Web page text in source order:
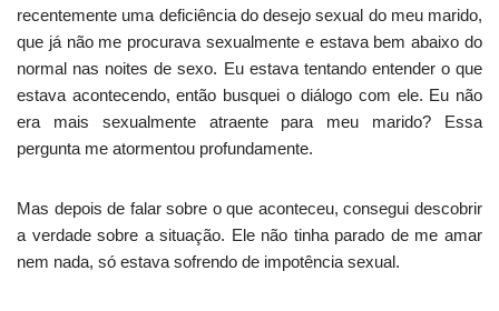
recentemente uma deficiência do desejo sexual do meu marido,
que já não me procurava sexualmente e estava bem abaixo do
normal nas noites de sexo. Eu estava tentando entender o que
estava acontecendo, então busquei o diálogo com ele. Eu não
era mais sexualmente atraente para meu marido? Essa
pergunta me atormentou profundamente.
Mas depois de falar sobre o que aconteceu, consegui descobrir
a verdade sobre a situação. Ele não tinha parado de me amar
nem nada, só estava sofrendo de impotência sexual.